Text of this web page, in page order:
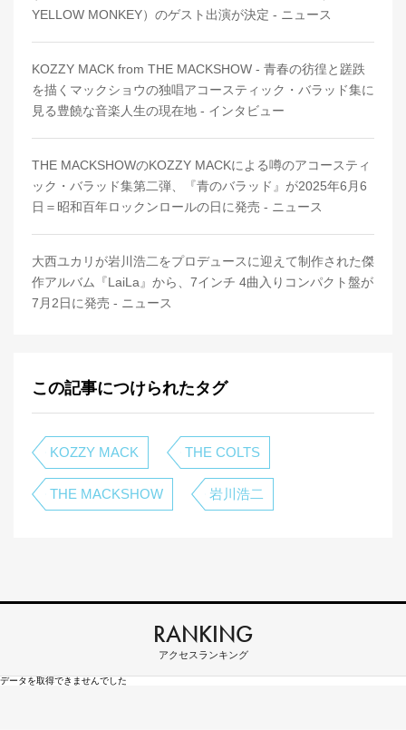
YELLOW MONKEY）のゲスト出演が決定 - ニュース
KOZZY MACK from THE MACKSHOW - 青春の彷徨と蹉跌
を描くマックショウの独唱アコースティック・バラッド集に
見る豊饒な音楽人生の現在地 - インタビュー
THE MACKSHOWのKOZZY MACKによる噂のアコースティ
ック・バラッド集第二弾、『青のバラッド』が2025年6月6
日＝昭和百年ロックンロールの日に発売 - ニュース
大西ユカリが岩川浩二をプロデュースに迎えて制作された傑
作アルバム『LaiLa』から、7インチ 4曲入りコンパクト盤が
7月2日に発売 - ニュース
この記事につけられたタグ
KOZZY MACK THE COLTS
THE MACKSHOW 岩川浩二
RANKING
アクセスランキング
データを取得できませんでした